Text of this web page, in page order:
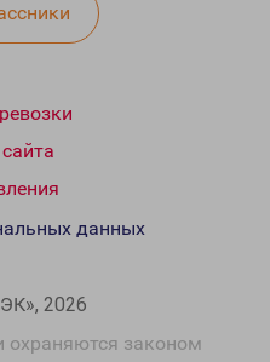
2026
законом
данных